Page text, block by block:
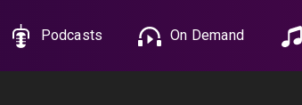
Podcasts On Demand